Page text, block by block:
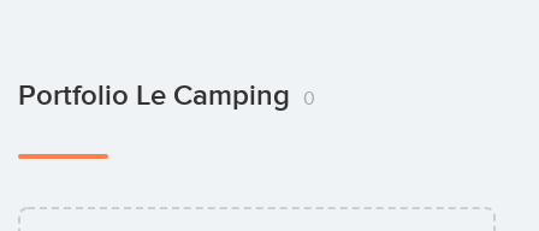
Portfolio Le Camping 0